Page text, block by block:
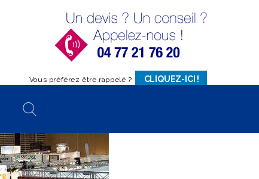
Vous préférez être rappelé ? CLIQUEZ-ICI !